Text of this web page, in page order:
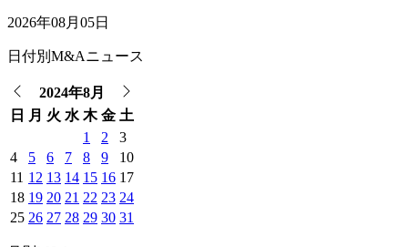
2026年08月05日
日付別M&Aニュース
2024年8月
日
月 火 水 木 金 土
1
2
3
4
5 6 7 8 9
10
11 12 13 14 15 16 17
18 19 20 21 22 23 24
25 26 27 28 29 30 31